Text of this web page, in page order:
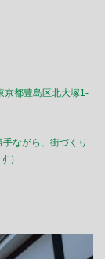
都豊島区北大塚1-
ながら、街づくり
）